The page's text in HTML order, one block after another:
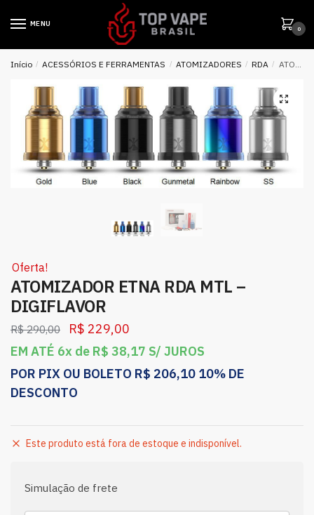
MENU
0
Início / ACESSÓRIOS E FERRAMENTAS / ATOMIZADORES / RDA / ATOMIZADOR ETNA RDA MTL – DIGIFLAVOR
Oferta!
ATOMIZADOR ETNA RDA MTL –
DIGIFLAVOR
R$290,00 R$ 229,00
EM ATÉ 6x de R$ 38,17 S/ JUROS
POR PIX OU BOLETO R$ 206,10 10% DE
DESCONTO
Este produto está fora de estoque e indisponível.
Simulação de frete